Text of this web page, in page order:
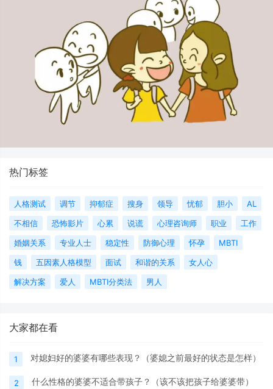
热门标签
人格测试 调节 抑郁症 搜身 领导 忧郁 胆小
AL
不相信
恐怖影片 心累 说谎 心理咨询师 职业
工作
婚姻关系
专业人士 稳定性 防御心理 怀孕
MBTI
钱
五因素人格模型 面试 和谐的关系
女人心
解决方案
爱人 MBTI分类法 男人
大家都在看
1 对媳妇好的婆婆有哪些表现？（婆媳之前最好的状态是怎样）
2 什么性格的婆婆不适合带孩子？（该不该把孩子给婆婆带）